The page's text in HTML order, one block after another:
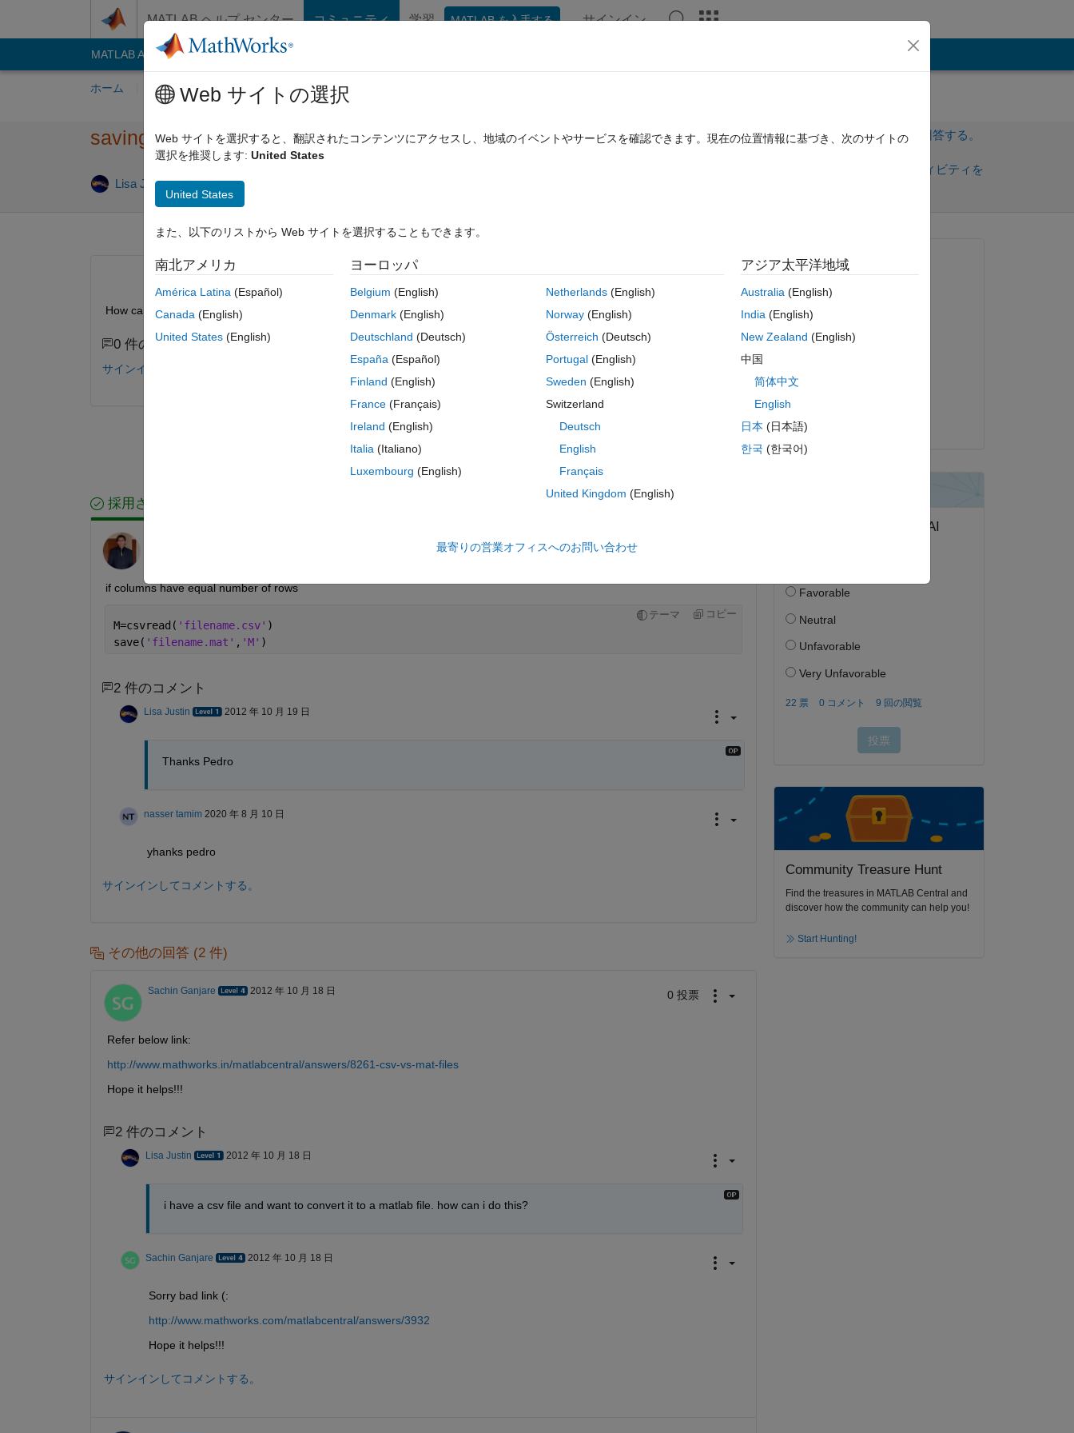
MATLAB ヘルプ センター コミュニティ 学習 MATLAB を入手する サインイン
MATLAB Answers File Exchange
ホーム 質問する 回答 閲覧 MATLAB に関する FAQ
saving a csv file as a .mat file
Lisa Justin 2012 10 月 18
サインインしてこの質問に回答する。
サインインしてアクティビティを
0 投票
How can i save a csv file as a .mat file
0 件のコメント
サインインしてコメントする。
サインインしてこの質問に回答する。
サインインしてアクティビティをフォロー
採用された回答
MATLAB Online で開く
if columns have equal number of rows
テーマ コピー
M=csvread( 'filename.csv' )
save( 'filename.mat' , 'M' )
2 件のコメント
Lisa Justin 2012 年 10 月 19 日
Thanks Pedro
nasser tamim 2020 年 8 月 10 日
yhanks pedro
サインインしてコメントする。
その他の回答 (2 件)
Sachin Ganjare 2012 年 10 月 18 日 0 投票
Refer below link:
http://www.mathworks.in/matlabcentral/answers/8261-csv-vs-mat-files
Hope it helps!!!
2 件のコメント
Lisa Justin 2012 年 10 月 18 日
i have a csv file and want to convert it to a matlab file. how can i do this?
Sachin Ganjare 2012 年 10 月 18 日
Sorry bad link (:
http://www.mathworks.com/matlabcentral/answers/3932
Hope it helps!!!
サインインしてコメントする。
質問済み:
2012 年 10 月 18 日
コメント済み:
採用済み:
Community Treasure Hunt
Find the treasures in MATLAB Central and
discover how the community can help you!
Start Hunting!
Web サイトの選択
Web サイトを選択すると、翻訳されたコンテンツにアクセスし、地域のイベントやサービスを確認できます。現在の位置情報に基づき、次のサイトの
選択を推奨します: United States
United States
また、以下のリストから Web サイトを選択することもできます。
南北アメリカ
América Latina (Español)
Canada (English)
United States (English)
ヨーロッパ
Belgium (English)
Denmark (English)
Deutschland (Deutsch)
España (Español)
Finland (English)
France (Français)
Ireland (English)
Italia (Italiano)
Luxembourg (English)
Netherlands(English)
Norway(English)
Österreich (Deutsch)
Portugal(English)
Sweden (English)
Switzerland
Deutsch
English
Français
United Kingdom (English)
アジア太平洋地域
Australia(English)
India(English)
New Zealand (English)
中国
简体中文
English
日本 (日本語)
한국 (한국어)
最寄りの営業オフィスへのお問い合わせ